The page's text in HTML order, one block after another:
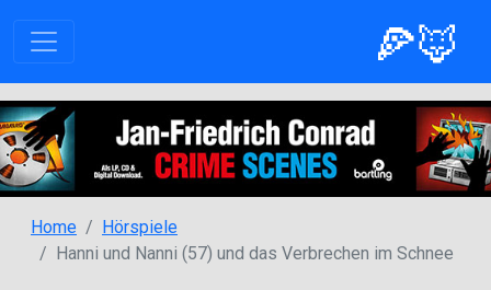
🍕🦊
Home
Hörspiele
Hanni und Nanni (57) und das Verbrechen im Schnee